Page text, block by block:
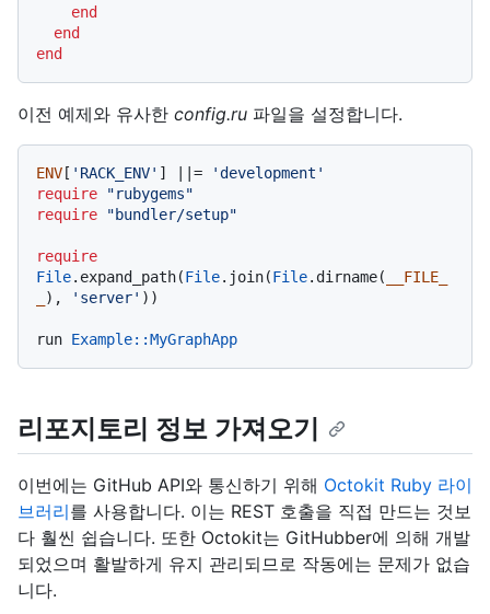
end
end
end
이전 예제와 유사한 config.ru 파일을 설정합니다.
ENV [ 'RACK_ENV' ] | |=
'development'
require
"rubygems"
require
"bundler/setup"
require
File.expand_path(File.join(File.dirname(
__FILE_
), 'server' ))
run Example: :MyGraphApp
리포지토리 정보 가져오기
이번에는 GitHub API와 통신하기 위해 Octokit Ruby 라이
브러리를 사용합니다. 이는 REST 호출을 직접 만드는 것보
다 훨씬 쉽습니다. 또한 Octokit는 GitHubber에 의해 개발
되었으며 활발하게 유지 관리되므로 작동에는 문제가 없습
니다.